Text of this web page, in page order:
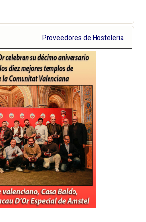
Proveedores de Hosteleria